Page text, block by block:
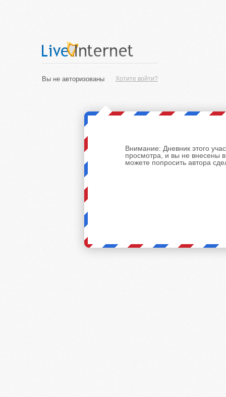
Хотите войти?
Вы не авторизованы
Внимание: Дневник этого
просмотра, и вы не внесены
можете попросить автора